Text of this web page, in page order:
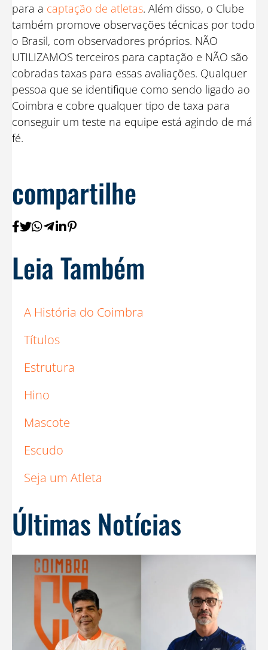
para a captação de atletas. Além disso, o Clube
também promove observações técnicas por todo
o Brasil, com observadores próprios. NÃO
UTILIZAMOS terceiros para captação e NÃO são
cobradas taxas para essas avaliações. Qualquer
pessoa que se identifique como sendo ligado ao
Coimbra e cobre qualquer tipo de taxa para
conseguir um teste na equipe está agindo de má
fé.
compartilhe
Leia Também
A História do Coimbra
Títulos
Estrutura
Hino
Mascote
Escudo
Seja um Atleta
Últimas Notícias